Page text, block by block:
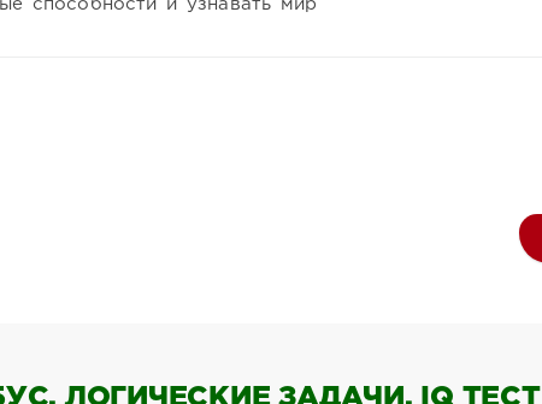
способности и узнавать мир
ЛОГИЧЕСКИЕ ЗАДАЧИ, IQ ТЕСТ